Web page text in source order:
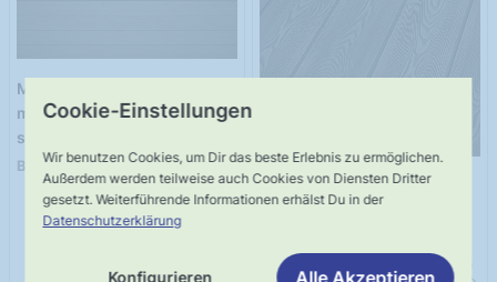
Cookie-Einstellungen
Wir benutzen Cookies, um Dir das beste Erlebnis zu ermöglichen.
Außerdem werden teilweise auch Cookies von Diensten Dritter
gesetzt. Weiterführende Informationen erhälst Du in der
Datenschutzerklärung
Konfigurieren Alle Akzeptieren
Muster Terrassendiele WPC
massiv Eiche olivgrau -
struktur/gebürstet
Breite: 143mm |Stärke: 22mm
Muster Terrassendiele WPC
massiv Eiche dunkelbraun -
Breite: 22mm